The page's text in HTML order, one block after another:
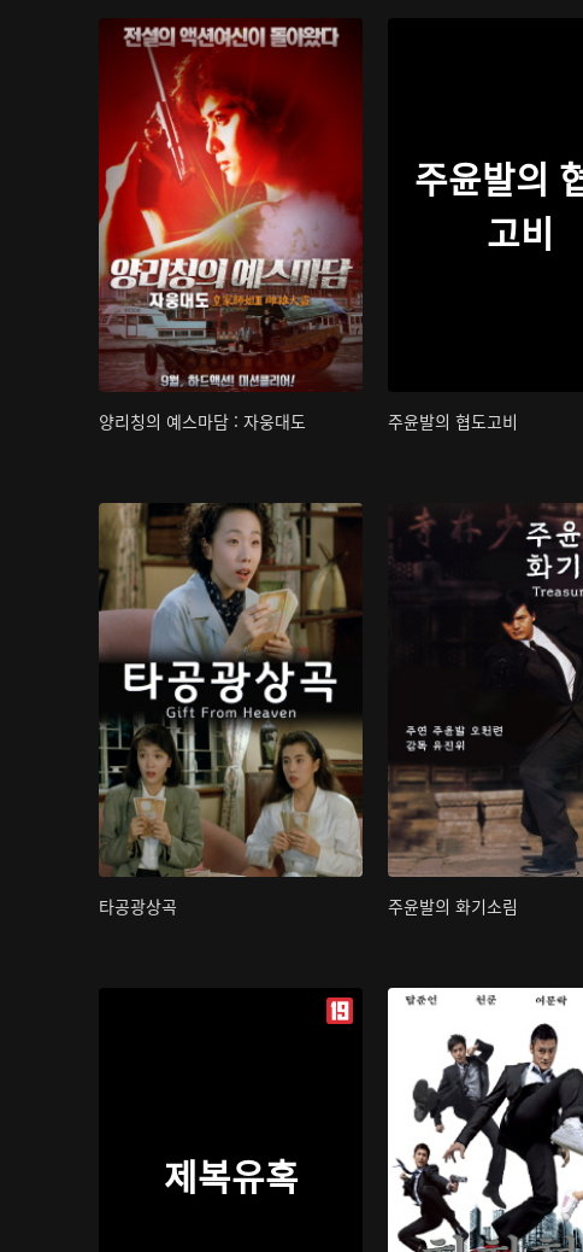
양리칭의 예스마담 : 자웅대도
주윤발의
고비
주윤발의 협도고비
타공광상곡 주윤발의 화기소림
제복유혹